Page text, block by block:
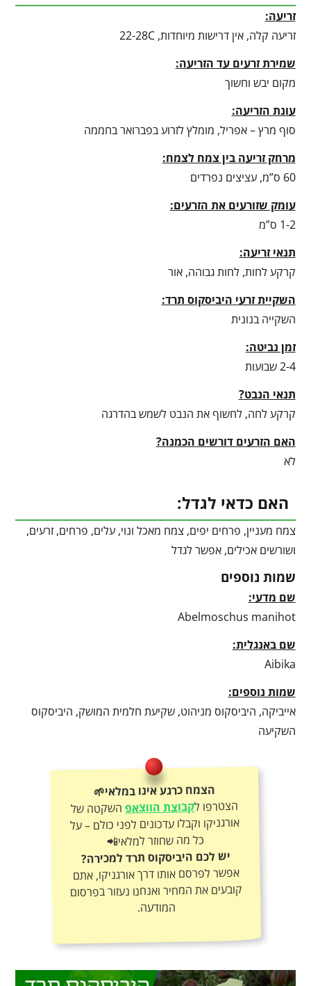
זריעה:
זריעה קלה, אין דרישות מיוחדות, 22-28C
שמירת זרעים עד הזריעה:
מקום יבש וחשוך
עונת הזריעה:
סוף מרץ – אפריל, מומלץ לזרוע בפברואר בחממה
מרחק זריעה בין צמח לצמח:
60 ס”מ, עציצים נפרדים
עומק שזורעים את הזרעים:
1-2 ס”מ
תנאי זריעה:
קרקע לחות, לחות גבוהה, אור
השקיית זרעי היביסקוס תרד:
השקייה בנונית
זמן נביטה:
2-4 שבועות
תנאי הנבט?
קרקע לחה, לחשוף את הנבט לשמש בהדרגה
האם הזרעים דורשים הכמנה?
לא
האם כדאי לגדל:
צמח מעניין, פרחים יפים, צמח מאכל ונוי, עלים, פרחים, זרעים,
ושורשים אכילים, אפשר לגדל
שמות נוספים
שם מדעי:
Abelmoschus manihot
שם באנגלית:
Aibika
שמות נוספים:
אייביקה, היביסקוס מניהוט, שקיעת חלמית המושק, היביסקוס
השקיעה
הצמח כרגע אינו במלאי🌱
הצטרפו לקבוצת הווצאפהשקטה של
אורגניקו וקבלו עדכונים לפני כולם – על
כל מה שחוזר למלאי📲
יש לכם היביסקוס תרד למכירה?
אפשר לפרסם אותו דרך אורגניקו, אתם
קובעים את המחיר ואנחנו נעזור בפרסום
המודעה.